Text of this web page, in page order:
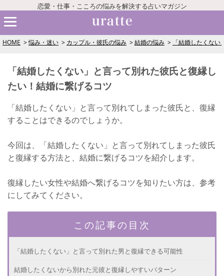
恋愛・仕事・こころの悩みを解決する占いマガジン
HOME 悩み・迷い カップル・彼氏の悩み 結婚の悩み 「結婚したくな
「結婚したくない」と言って別れた彼氏と復縁し
たい！結婚に繋げるコツ
「結婚したくない」と言って別れてしまった彼氏と、復縁
することはできるのでしょうか。
今回は、「結婚したくない」と言って別れてしまった彼氏
と復縁する方法と、結婚に繋げるコツを紹介します。
復縁したい女性や結婚へ繋げるコツを知りたい方は、参考
にしてみてください。
この記事の目次
「結婚したくない」と言って別れた男と復縁できる可能性
結婚したくないから別れた元彼と復縁しやすいパターン